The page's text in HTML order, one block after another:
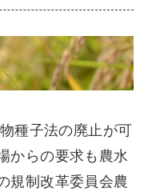
種子法の廃止が可
からの要求も農水
規制改革委員会農